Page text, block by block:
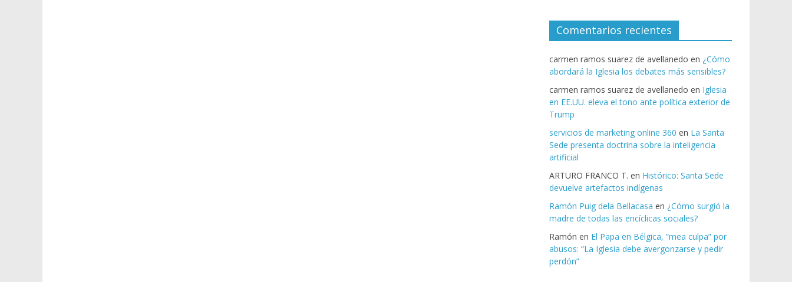
Comentarios recientes
carmen ramos suarez de avellanedo en ¿Cómo
abordará la Iglesia los debates más sensibles?
carmen ramos suarez de avellanedo en Iglesia
en EE.UU. eleva el tono ante política exterior de
Trump
servicios de marketing online 360 en La Santa
Sede presenta doctrina sobre la inteligencia
artificial
ARTURO FRANCO T. en Histórico: Santa Sede
devuelve artefactos indígenas
Ramón Puig dela Bellacasa en ¿Cómo surgió la
madre de todas las encíclicas sociales?
Ramón en El Papa en Bélgica, “mea culpa” por
abusos: “La Iglesia debe avergonzarse y pedir
perdón”